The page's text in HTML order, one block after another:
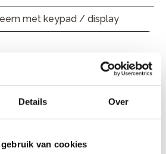
Details Over
van cookies
met keypad / display
problemen
met